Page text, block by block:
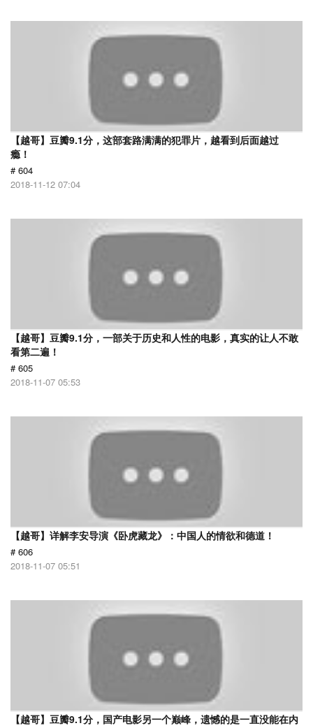
【越哥】豆瓣9.1分，这部套路满满的犯罪片，越看到后面越过
瘾！
# 604
2018-11-12 07:04
【越哥】豆瓣9.1分，一部关于历史和人性的电影，真实的让人不敢
看第二遍！
# 605
2018-11-07 05:53
【越哥】详解李安导演《卧虎藏龙》：中国人的情欲和德道！
# 606
2018-11-07 05:51
【越哥】豆瓣9.1分，国产电影另一个巅峰，遗憾的是一直没能在内